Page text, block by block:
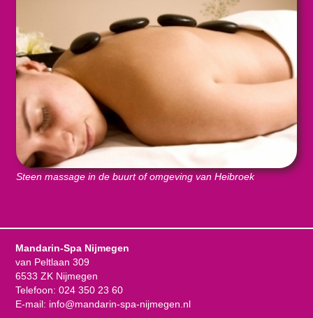
Steen massage in de buurt of omgeving van Heibroek
Mandarin-Spa Nijmegen
van Peltlaan 309
6533 ZK Nijmegen
Telefoon: 024 350 23 60
E-mail: info@mandarin-spa-nijmegen.nl